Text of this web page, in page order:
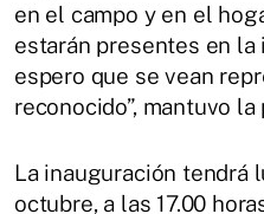
en el campo y en el
estarán presentes en la
espero que se vean
reconocido”, mantuvo
La inauguración tendrá
octubre, a las 17.00